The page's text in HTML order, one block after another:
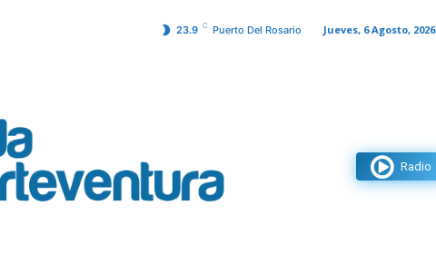
23.9 C Puerto Del Rosario Jueves, 6 Agosto, 2026
Radio